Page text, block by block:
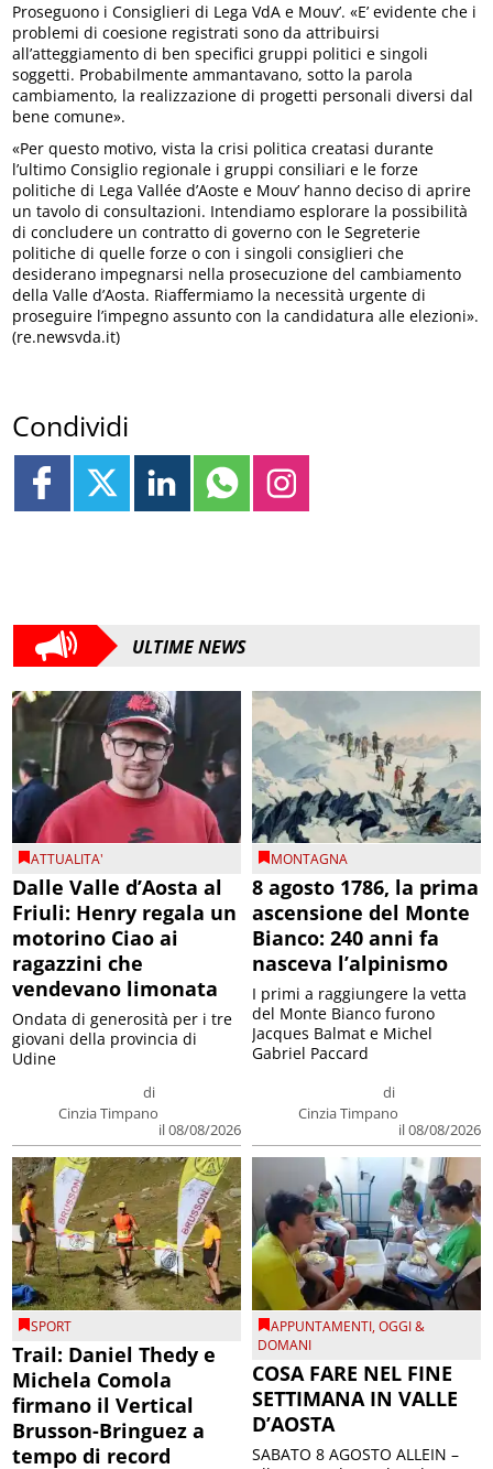
Proseguono i Consiglieri di Lega VdA e Mouv’. «E’ evidente che i
problemi di coesione registrati sono da attribuirsi
all’atteggiamento di ben specifici gruppi politici e singoli
soggetti. Probabilmente ammantavano, sotto la parola
cambiamento, la realizzazione di progetti personali diversi dal
bene comune».
«Per questo motivo, vista la crisi politica creatasi durante
l’ultimo Consiglio regionale i gruppi consiliari e le forze
politiche di Lega Vallée d’Aoste e Mouv’ hanno deciso di aprire
un tavolo di consultazioni. Intendiamo esplorare la possibilità
di concludere un contratto di governo con le Segreterie
politiche di quelle forze o con i singoli consiglieri che
desiderano impegnarsi nella prosecuzione del cambiamento
della Valle d’Aosta. Riaffermiamo la necessità urgente di
proseguire l’impegno assunto con la candidatura alle elezioni».
(re.newsvda.it)
Condividi
ULTIME NEWS
ATTUALITA'
Dalle Valle d’Aosta al
Friuli: Henry regala un
motorino Ciao ai
ragazzini che
vendevano limonata
di
Cinzia Timpano
il 08/08/2026
Ondata di generosità per i tre
giovani della provincia di
Udine
MONTAGNA
8 agosto 1786, la prima
ascensione del Monte
Bianco: 240 anni fa
nasceva l’alpinismo
di
Cinzia Timpano
il 08/08/2026
I primi a raggiungere la vetta
del Monte Bianco furono
Jacques Balmat e Michel
Gabriel Paccard
SPORT
Trail: Daniel Thedy e
Michela Comola
firmano il Vertical
Brusson-Bringuez a
tempo di record
APPUNTAMENTI,OGGI &
DOMANI
COSA FARE NEL FINE
SETTIMANA IN VALLE
D’AOSTA
SABATO 8 AGOSTO ALLEIN –